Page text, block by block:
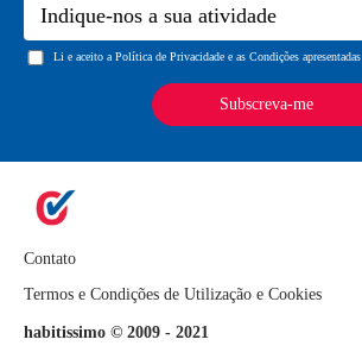
Li e aceito a Política de Privacidade e as Condições apresentadas
habitissimo © 2009 - 2021
Contato
Termos e Condições de Utilização e Cookies